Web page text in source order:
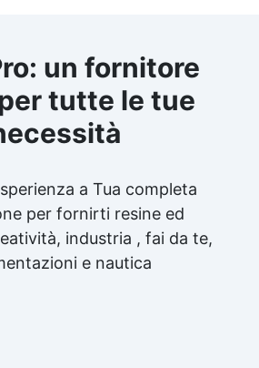
un fornitore
tutte le tue
a Tua completa
per fornirti resine ed
industria , fai da te,
e nautica